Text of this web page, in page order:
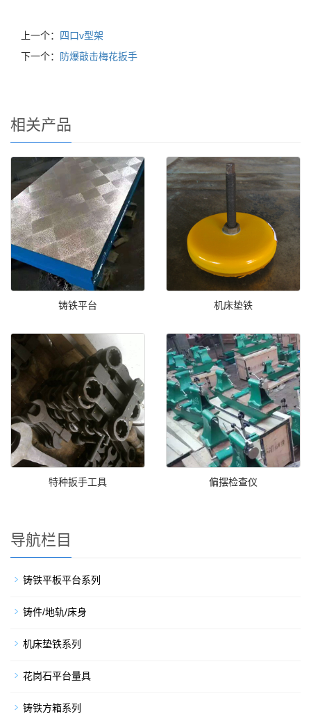
上一个：
四口v型架
下一个：
防爆敲击梅花扳手
相关产品
铸铁平台 机床垫铁
特种扳手工具 偏摆检查仪
导航栏目
铸铁平板平台系列
铸件/地轨/床身
机床垫铁系列
花岗石平台量具
铸铁方箱系列